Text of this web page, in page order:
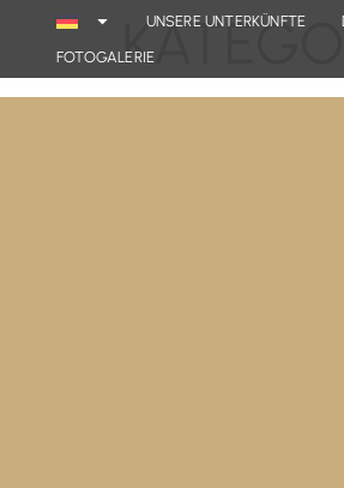
UNSERE UNTERKÜNFTE
FOTOGALERIE